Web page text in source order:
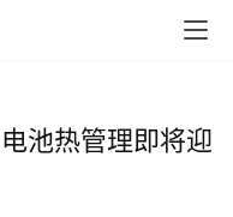
池热管理即将迎